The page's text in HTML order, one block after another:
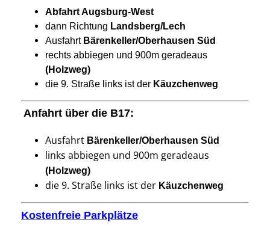
AbfahrtAugsburg-West
dann Richtung Landsberg/Lech
Ausfahrt Bärenkeller/Oberhausen Süd
rechts abbiegen und 900m geradeaus
(Holzweg)
die 9. Straße links ist der Käuzchenweg
Anfahrt über die B17:
Ausfahrt Bärenkeller/Oberhausen Süd
links abbiegen und 900m geradeaus
(Holzweg)
die 9. Straße links ist der Käuzchenweg
Kostenfreie Parkplätze